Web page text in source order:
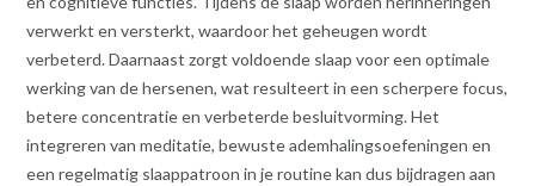
verwerkt en versterkt, waardoor het geheugen wordt
verbeterd. Daarnaast zorgt voldoende slaap voor een optimale
werking van de hersenen, wat resulteert in een scherpere focus,
betere concentratie en verbeterde besluitvorming. Het
integreren van meditatie, bewuste ademhalingsoefeningen en
een regelmatig slaappatroon in je routine kan dus bijdragen aan